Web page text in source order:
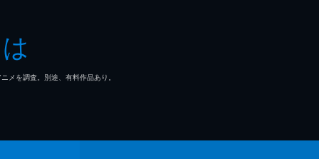
を調査。別途、有料作品あり。